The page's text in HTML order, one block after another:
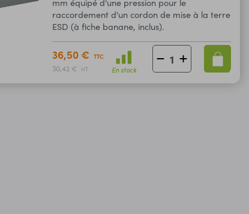
mm équipé d'une pression pour le
raccordement d'un cordon de mise à la terre
ESD (à fiche banane, inclus).
36,50 € TTC
30,42 € HT En stock